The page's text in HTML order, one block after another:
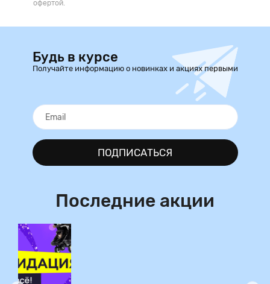
офертой.
Будь в курсе
Получайте информацию о новинках и акциях первыми
ПОДПИСАТЬСЯ
Последние акции